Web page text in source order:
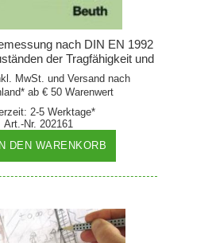
nach DIN EN 1992
der Tragfähigkeit und
MwSt. und Versand nach
ab € 50 Warenwert
2-5 Werktage*
Art.-Nr. 202161
DEN WARENKORB